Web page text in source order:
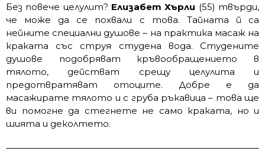
Без повече целулит? Елизабет Хърли (55) твърди,
че може да се похвали с това. Тайната й са
нейните специални душове – на практика масаж на
краката със струя студена вода. Студените
душове подобряват кръвообращението в
тялото, действат срещу целулита и
предотвратяват отоците. Добре е да
масажирате тялото и с груба ръкавица – това ще
ви помогне да стегнете не само краката, но и
шията и деколтето.